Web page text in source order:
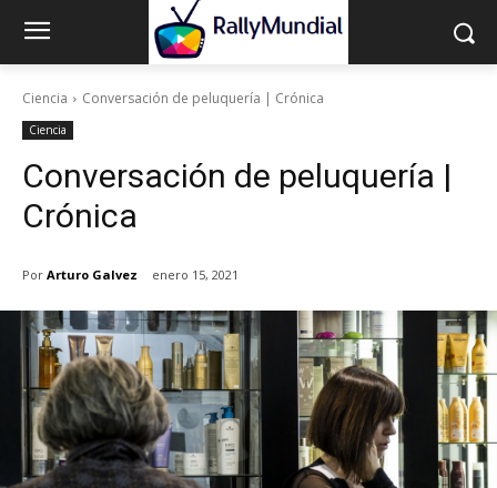
Ciencia Conversación de peluquería | Crónica
Ciencia
Conversación de peluquería |
Crónica
Por Arturo Galvez enero 15, 2021